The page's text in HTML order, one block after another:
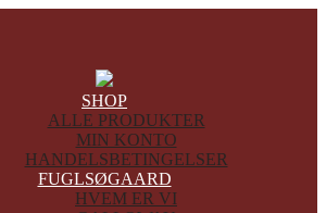
SHOP
ALLE PRODUKTER
MIN KONTO
HANDELSBETINGELSER
FUGLSØGAARD
HVEM ER VI